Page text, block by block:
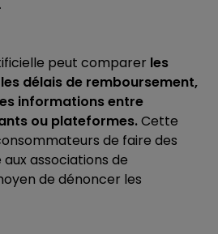
peut comparer les
délais de remboursement,
informations entre
ou plateformes.Cette
de faire des
associations de
de dénoncer les